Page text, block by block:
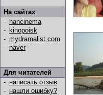
На сайтах
- hancinema
- kinopoisk
- mydramalist.com
- naver
Для читателей
- написать отзыв
- нашли ошибку?